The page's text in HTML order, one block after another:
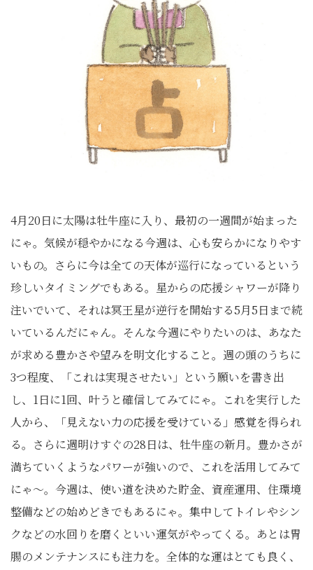
4月20日に太陽は牡牛座に入り、最初の一週間が始まった
にゃ。気候が穏やかになる今週は、心も安らかになりやす
いもの。さらに今は全ての天体が巡行になっているという
珍しいタイミングでもある。星からの応援シャワーが降り
注いでいて、それは冥王星が逆行を開始する5月5日まで続
いているんだにゃん。そんな今週にやりたいのは、あなた
が求める豊かさや望みを明文化すること。週の頭のうちに
3つ程度、「これは実現させたい」という願いを書き出
し、1日に1回、叶うと確信してみてにゃ。これを実行した
人から、「見えない力の応援を受けている」感覚を得られ
る。さらに週明けすぐの28日は、牡牛座の新月。豊かさが
満ちていくようなパワーが強いので、これを活用してみて
にゃ〜。今週は、使い道を決めた貯金、資産運用、住環境
整備などの始めどきでもあるにゃ。集中してトイレやシン
クなどの水回りを磨くといい運気がやってくる。あとは胃
腸のメンテナンスにも注力を。全体的な運はとても良く、